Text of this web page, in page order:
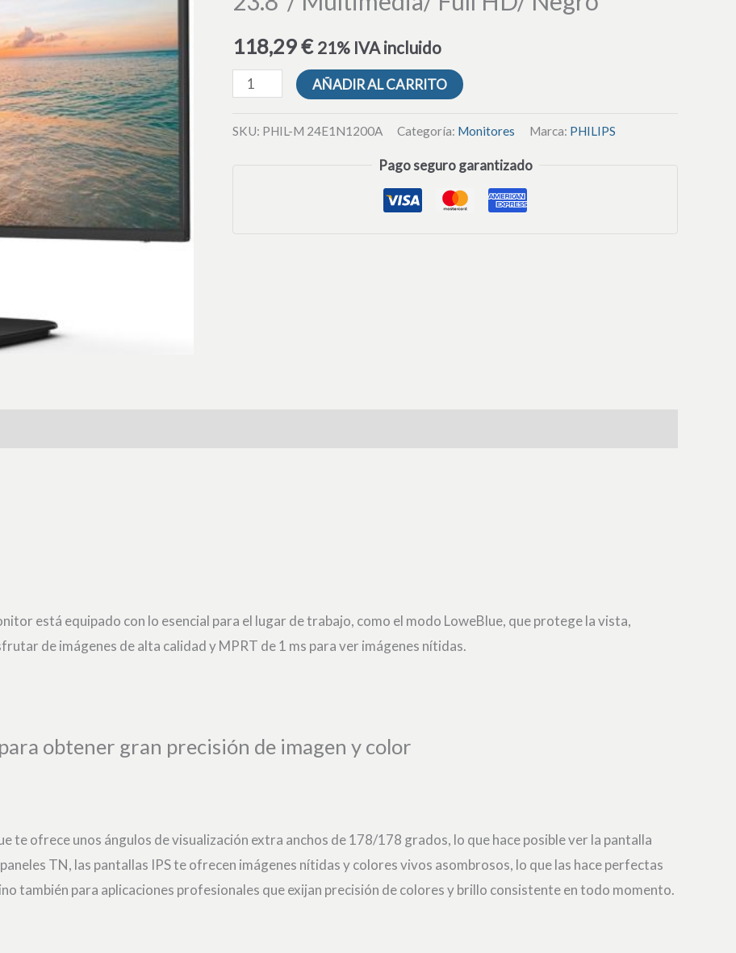
118,29€ 21% IVA incluido
Multimedia/
HD/
Negro
AÑADIR AL CARRITO
SKU: PHIL-M 24E1N1200A Categoría: Monitores Marca: PHILIPS
Pago seguro garantizado
está equipado con lo esencial para el lugar de trabajo, como el modo LoweBlue, que protege la vista,
de imágenes de alta calidad y MPRT de 1 ms para ver imágenes nítidas.
obtener gran precisión de imagen y color
te ofrece unos ángulos de visualización extra anchos de 178/178 grados, lo que hace posible ver la pantalla
TN, las pantallas IPS te ofrecen imágenes nítidas y colores vivos asombrosos, lo que las hace perfectas
también para aplicaciones profesionales que exijan precisión de colores y brillo consistente en todo momento.